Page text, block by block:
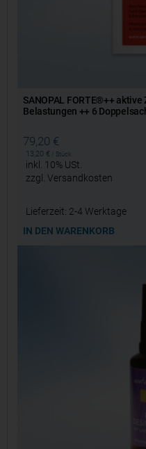
SANOPAL FORTE®++
Belastungen ++ 6
79,20 €
13,20€ Stück
inkl. 10% USt.
zzgl.Versandkosten
Lieferzeit: 2-4 Werktage
IN DEN WARENKORB